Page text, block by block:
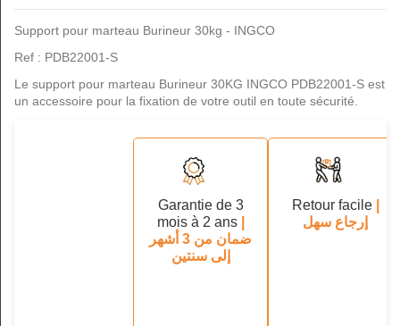
Support pour marteau Burineur 30kg - INGCO
Ref : PDB22001-S
Le support pour marteau Burineur 30KG INGCO PDB22001-S est
un accessoire pour la fixation de votre outil en toute sécurité.
Garantie de 3
mois à 2 ans|
ضمان من 3 أشهر
إلى سنتين
Retour facile|
إرجاع سهل